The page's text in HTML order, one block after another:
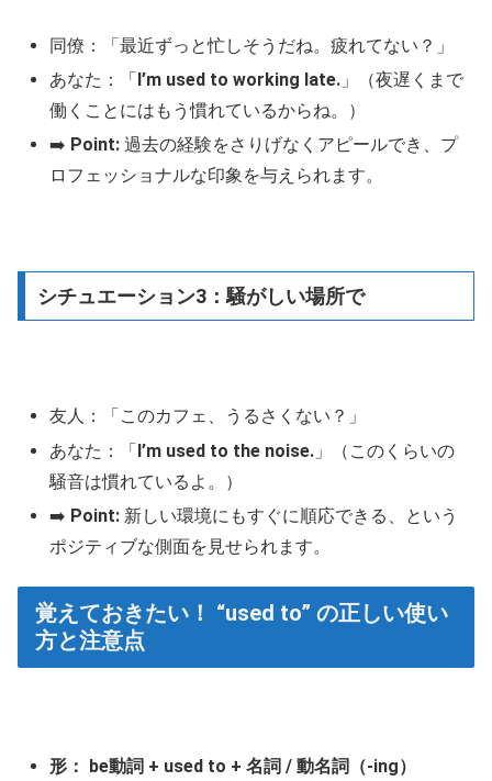
同僚：「最近ずっと忙しそうだね。疲れてない？」
あなた：「I’m used to working late. 」（夜遅くまで
働くことにはもう慣れているからね。）
➡️ Point: 過去の経験をさりげなくアピールでき、プ
ロフェッショナルな印象を与えられます。
シチュエーション3：騒がしい場所で
友人：「このカフェ、うるさくない？」
あなた：「I’m used to the noise. 」（このくらいの
騒音は慣れているよ。）
➡️ Point: 新しい環境にもすぐに順応できる、という
ポジティブな側面を見せられます。
覚えておきたい！ “used to” の正しい使い
方と注意点
形： be動詞 + used to + 名詞 / 動名詞（-ing）